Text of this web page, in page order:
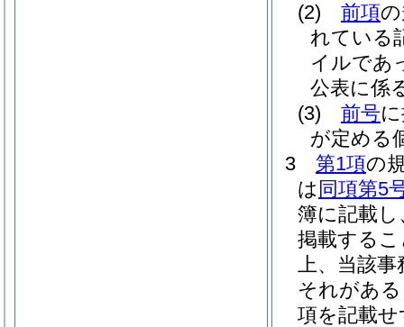
(2)
前項
れている
イルであ
公表に係
(3)
前号
が定める
3
第1項の
は 同項第5
簿に記載
掲載する
上、当該
それがあ
項を記載